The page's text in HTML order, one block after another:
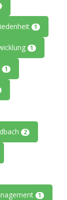
1
1
1
2
1